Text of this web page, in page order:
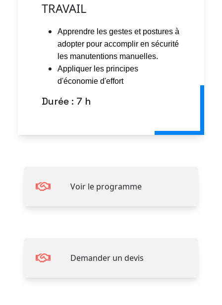
TRAVAIL
Apprendre les gestes et postures à
adopter pour accomplir en sécurité
les manutentions manuelles.
Appliquer les principes
d'économie d'effort
Durée : 7 h
Voir le programme
Demander un devis